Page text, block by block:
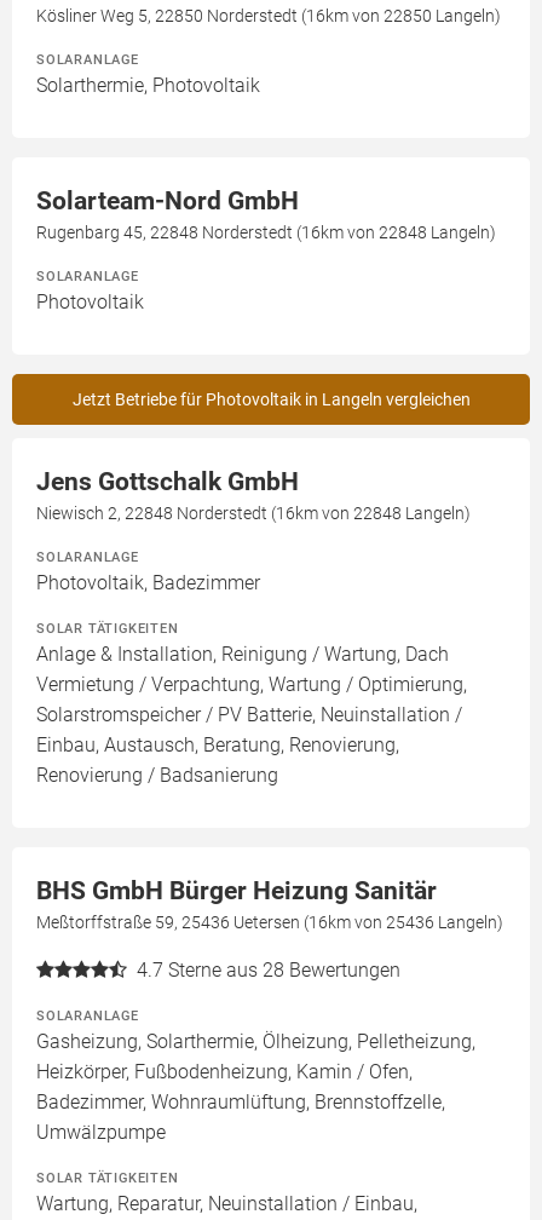
Kösliner Weg 5, 22850 Norderstedt (16km von 22850 Langeln)
SOLARANLAGE
Solarthermie, Photovoltaik
Solarteam-Nord GmbH
Rugenbarg 45, 22848 Norderstedt (16km von 22848 Langeln)
SOLARANLAGE
Photovoltaik
Jetzt Betriebe für Photovoltaik in Langeln vergleichen
Jens Gottschalk GmbH
Niewisch 2, 22848 Norderstedt (16km von 22848 Langeln)
SOLARANLAGE
Photovoltaik, Badezimmer
SOLAR TÄTIGKEITEN
Anlage & Installation, Reinigung / Wartung, Dach
Vermietung / Verpachtung, Wartung / Optimierung,
Solarstromspeicher / PV Batterie, Neuinstallation /
Einbau, Austausch, Beratung, Renovierung,
Renovierung / Badsanierung
BHS GmbH Bürger Heizung Sanitär
Meßtorffstraße 59, 25436 Uetersen (16km von 25436 Langeln)
4.7 Sterne aus 28 Bewertungen
SOLARANLAGE
Gasheizung, Solarthermie, Ölheizung, Pelletheizung,
Heizkörper, Fußbodenheizung, Kamin / Ofen,
Badezimmer, Wohnraumlüftung, Brennstoffzelle,
Umwälzpumpe
SOLAR TÄTIGKEITEN
Wartung, Reparatur, Neuinstallation / Einbau,